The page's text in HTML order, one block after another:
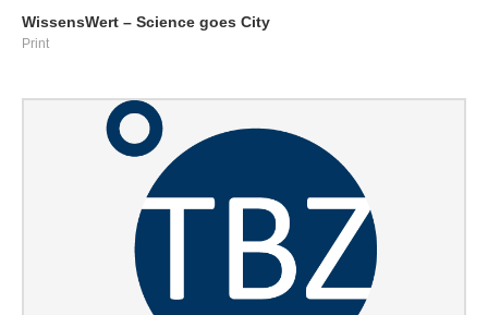
WissensWert – Science goes City
Print